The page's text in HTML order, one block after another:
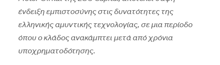
ένδειξη εμπιστοσύνης στις δυνατότητες της
ελληνικής αμυντικής τεχνολογίας, σε μια περίοδο
όπου ο κλάδος ανακάμπτει μετά από χρόνια
υποχρηματοδότησης.